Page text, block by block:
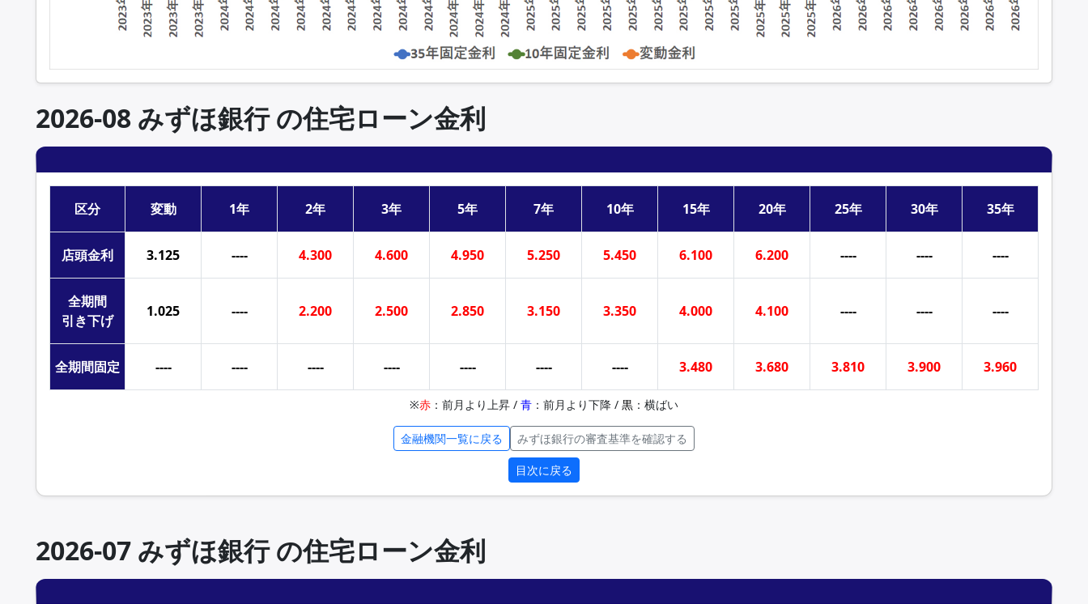
2026-08 みずほ銀行 の住宅ローン金利
区分 変動 1年 2年 3年 5年 7年 10年 15年 20年 25年 30年 35年
店頭金利 3.125 ---- 4.300 4.600 4.950 5.250 5.450 6.100 6.200 ---- ---- ----
全期間
引き下げ
1.025 ---- 2.200 2.500 2.850 3.150 3.350 4.000 4.100 ---- ---- ----
全期間固定 ---- ---- ---- ---- ---- ---- ---- 3.480 3.680 3.810 3.900 3.960
※赤 ：前月より上昇 / 青 ：前月より下降 / 黒 ：横ばい
金融機関一覧に戻る みずほ銀行の審査基準を確認する
目次に戻る
2026-07 みずほ銀行 の住宅ローン金利